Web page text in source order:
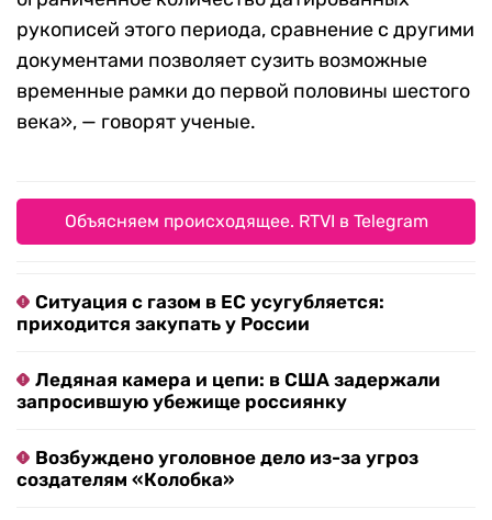
рукописей этого периода, сравнение с другими
документами позволяет сузить возможные
временные рамки до первой половины шестого
века», — говорят ученые.
Объясняем происходящее. RTVI в Telegram
Ситуация с газом в ЕС усугубляется:
приходится закупать у России
Ледяная камера и цепи: в США задержали
запросившую убежище россиянку
Возбуждено уголовное дело из-за угроз
создателям «Колобка»